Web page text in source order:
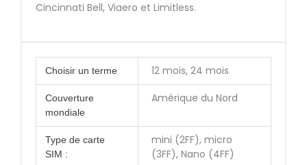
Cincinnati Bell, Viaero et Limitless.
Choisir un terme 12 mois, 24 mois
Couverture
mondiale
Amérique du Nord
Type de carte
SIM :
mini (2FF), micro
(3FF), Nano (4FF)